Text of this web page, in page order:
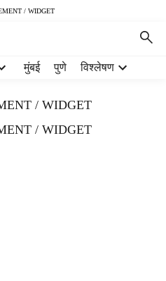
/ WIDGET
मुंबई पुणे विश्लेषण
/ WIDGET
/ WIDGET